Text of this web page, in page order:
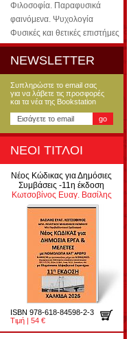
Φιλοσοφία. Παραφυσικά
φαινόμενα. Ψυχολογία
Φυσικές και θετικές επιστήμες
NEWSLETTER
Συπληρώστε το email σας
για να λάβετε τις προσφορές
και τα νέα της Bookstation
ΝΕΟΙ ΤΙΤΛΟΙ
Νέος Κώδικας για Δημόσιες
Συμβάσεις -11η έκδοση
Κωτσοβίνος Ευαγ. Βασίλης
ISBN 978-618-84598-2-3
Τιμή | 54 €